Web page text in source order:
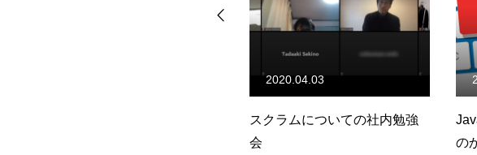
JavaでInterface型を何故使う
のかのお話
2022.04.19
て